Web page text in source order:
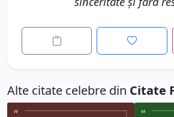
Alte citate celebre din Citate